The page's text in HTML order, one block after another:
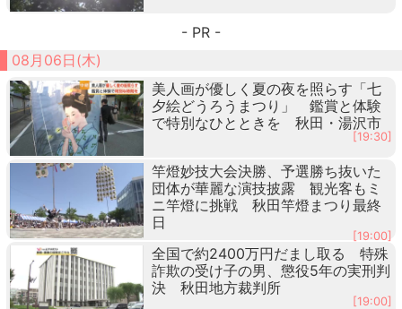
- PR -
08月06日(木)
美人画が優しく夏の夜を照らす「七
夕絵どうろうまつり」 鑑賞と体験
で特別なひとときを 秋田・湯沢市
[19:30]
竿燈妙技大会決勝、予選勝ち抜いた
団体が華麗な演技披露 観光客もミ
ニ竿燈に挑戦 秋田竿燈まつり最終
日
[19:00]
全国で約2400万円だまし取る 特殊
詐欺の受け子の男、懲役5年の実刑判
決 秋田地方裁判所
[19:00]